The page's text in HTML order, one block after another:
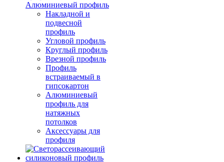
Алюминиевый профиль
Накладной и
подвесной
профиль
Угловой профиль
Круглый профиль
Врезной профиль
Профиль
встраиваемый в
гипсокартон
Алюминиевый
профиль для
натяжных
потолков
Аксессуары для
профиля